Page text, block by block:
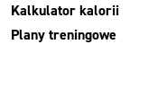
Kalkulator kalorii
Plany treningowe